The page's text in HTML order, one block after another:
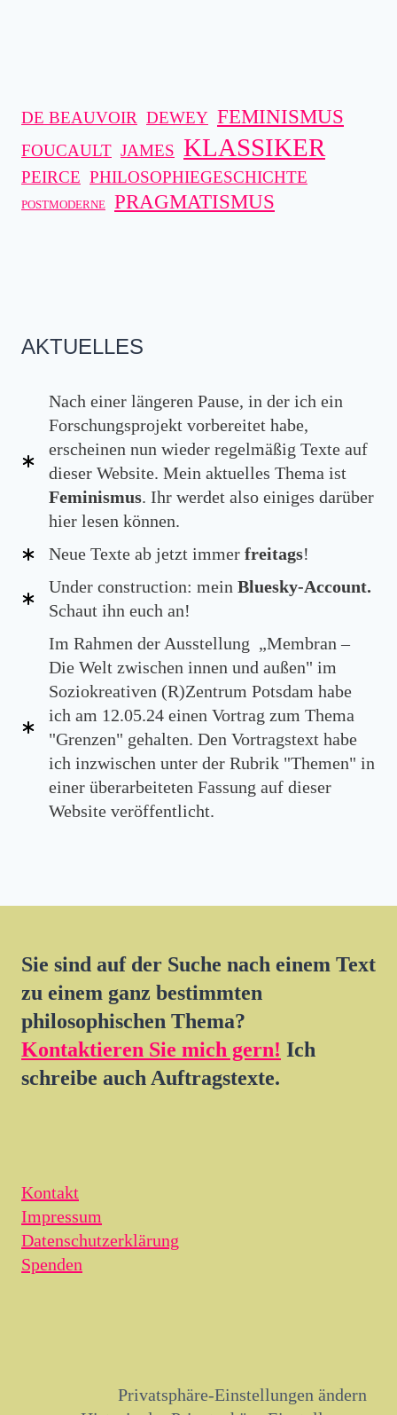
DE BEAUVOIR DEWEY FEMINISMUS
FOUCAULT JAMES KLASSIKER
PEIRCE PHILOSOPHIEGESCHICHTE
POSTMODERNE PRAGMATISMUS
AKTUELLES
Nach einer längeren Pause, in der ich ein
Forschungsprojekt vorbereitet habe,
erscheinen nun wieder regelmäßig Texte auf
dieser Website. Mein aktuelles Thema ist
Feminismus. Ihr werdet also einiges darüber
hier lesen können.
Neue Texte ab jetzt immer freitags!
Under construction: mein Bluesky-Account.
Schaut ihn euch an!
Im Rahmen der Ausstellung „Membran –
Die Welt zwischen innen und außen" im
Soziokreativen (R)Zentrum Potsdam habe
ich am 12.05.24 einen Vortrag zum Thema
"Grenzen" gehalten. Den Vortragstext habe
ich inzwischen unter der Rubrik "Themen" in
einer überarbeiteten Fassung auf dieser
Website veröffentlicht.
Sie sind auf der Suche nach einem Text
zu einem ganz bestimmten
philosophischen Thema?
Kontaktieren Sie mich gern! Ich
schreibe auch Auftragstexte.
Kontakt
Impressum
Datenschutzerklärung
Spenden
Privatsphäre-Einstellungen ändern